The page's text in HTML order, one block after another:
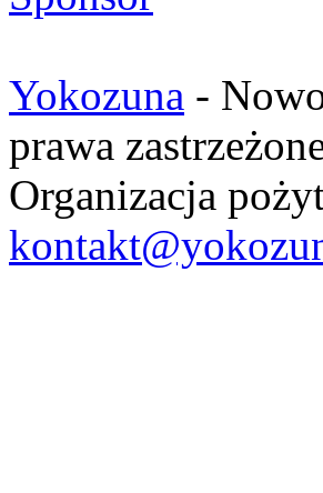
Yokozuna -
prawa
Organizacja